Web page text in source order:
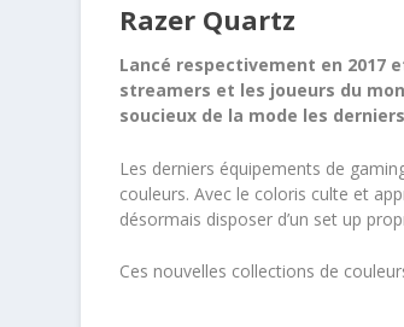
Razer Quartz
Lancé respectivement en 2017
streamers et les joueurs du
soucieux de la mode les
Les derniers équipements de
couleurs. Avec le coloris culte et
désormais disposer d’un set up
Ces nouvelles collections de